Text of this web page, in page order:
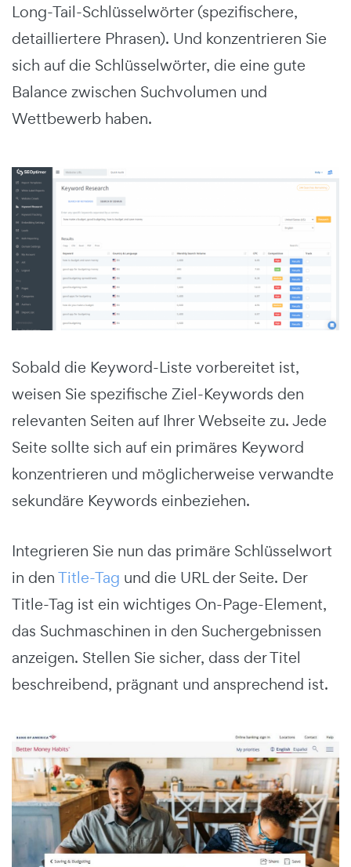
Long-Tail-Schlüsselwörter (spezifischere,
detailliertere Phrasen). Und konzentrieren Sie
sich auf die Schlüsselwörter, die eine gute
Balance zwischen Suchvolumen und
Wettbewerb haben.
Sobald die Keyword-Liste vorbereitet ist,
weisen Sie spezifische Ziel-Keywords den
relevanten Seiten auf Ihrer Webseite zu. Jede
Seite sollte sich auf ein primäres Keyword
konzentrieren und möglicherweise verwandte
sekundäre Keywords einbeziehen.
Integrieren Sie nun das primäre Schlüsselwort
in denTitle-Tag und die URL der Seite. Der
Title-Tag ist ein wichtiges On-Page-Element,
das Suchmaschinen in den Suchergebnissen
anzeigen. Stellen Sie sicher, dass der Titel
beschreibend, prägnant und ansprechend ist.